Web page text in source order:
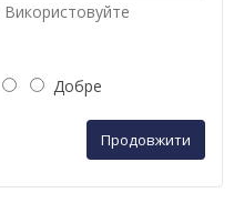
Використовуйте
Добре
Продовжити